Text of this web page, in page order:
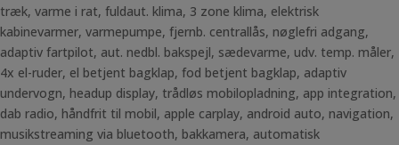
træk, varme i rat, fuldaut. klima, 3 zone klima, elektrisk
kabinevarmer, varmepumpe, fjernb. centrallås, nøglefri adgang,
adaptiv fartpilot, aut. nedbl. bakspejl, sædevarme, udv. temp. måler,
4x el-ruder, el betjent bagklap, fod betjent bagklap, adaptiv
undervogn, headup display, trådløs mobilopladning, app integration,
dab radio, håndfrit til mobil, apple carplay, android auto, navigation,
musikstreaming via bluetooth, bakkamera, automatisk